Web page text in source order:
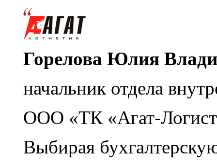
Горелова Юлия
начальник отдела
ООО «ТК «Агат-
Выбирая